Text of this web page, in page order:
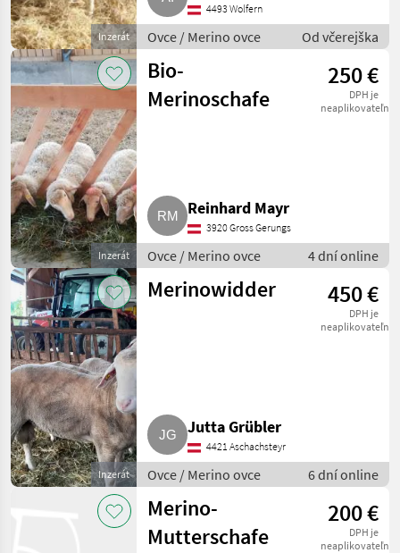
Inzerát
4493 Wolfern
Ovce / Merino ovce Od včerejška
Inzerát
Bio-
Merinoschafe
250 €
DPH je
neaplikovateľné
Reinhard Mayr
3920 Gross Gerungs
Ovce / Merino ovce 4 dní online
Inzerát
Merinowidder 450 €
DPH je
neaplikovateľné
Jutta Grübler
4421 Aschachsteyr
Ovce / Merino ovce 6 dní online
Merino-
Mutterschafe
200 €
DPH je
neaplikovateľné